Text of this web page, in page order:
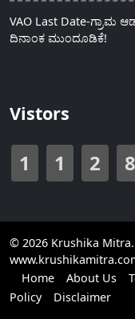
VAO Last Date-ಗ್ರಾಮ
ದಿನಾಂಕ ಮುಂದೂಡಿಕೆ!
Vistors
1 1 2 8
© 2026 Krushika
Home
About Us
Policy
Disclaimer